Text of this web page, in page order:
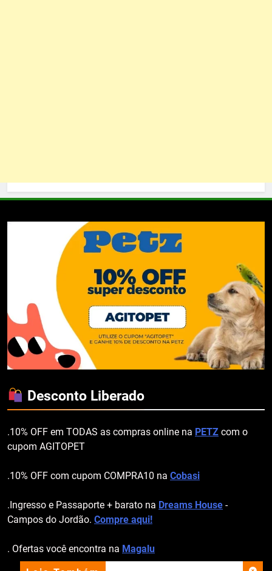
Desconto Liberado
.10% OFF em TODAS as compras online na PETZ com o
cupom AGITOPET
.10% OFF com cupom COMPRA10 na Cobasi
.Ingresso e Passaporte + barato na Dreams House -
Campos do Jordão. Compre aqui!
. Ofertas você encontra na Magalu